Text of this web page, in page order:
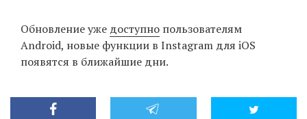
Обновление уже доступно пользователям
Android, новые функции в Instagram для iOS
появятся в ближайшие дни.